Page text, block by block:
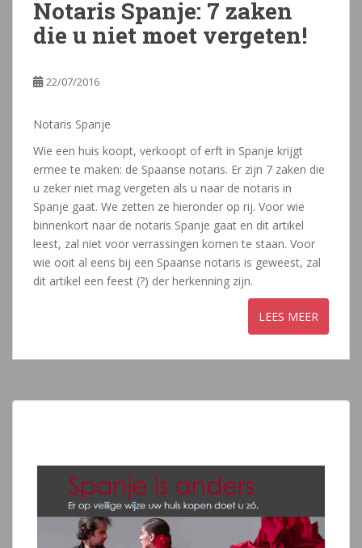
Notaris Spanje: 7 zaken
die u niet moet vergeten!
22/07/2016
Notaris Spanje
Wie een huis koopt, verkoopt of erft in Spanje krijgt
ermee te maken: de Spaanse notaris. Er zijn 7 zaken die
u zeker niet mag vergeten als u naar de notaris in
Spanje gaat. We zetten ze hieronder op rij. Voor wie
binnenkort naar de notaris Spanje gaat en dit artikel
leest, zal niet voor verrassingen komen te staan. Voor
wie ooit al eens bij een Spaanse notaris is geweest, zal
dit artikel een feest (?) der herkenning zijn.